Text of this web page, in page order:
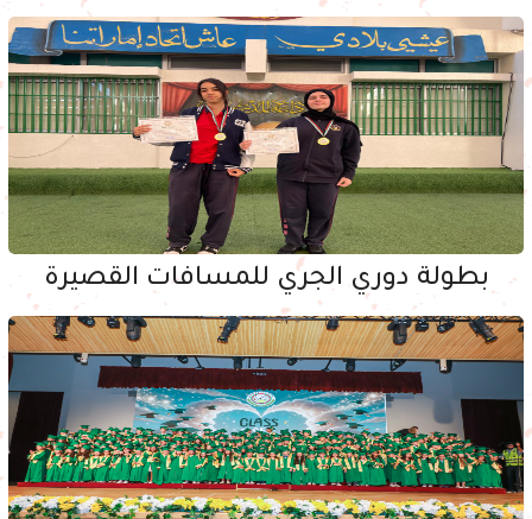
بطولة دوري الجري للمسافات القصيرة